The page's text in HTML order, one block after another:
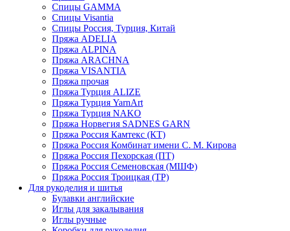
Спицы GAMMA
Спицы Visantia
Спицы Россия, Турция, Китай
Пряжа ADELIA
Пряжа ALPINA
Пряжа ARACHNA
Пряжа VISANTIA
Пряжа прочая
Пряжа Турция ALIZE
Пряжа Турция YarnArt
Пряжа Турция NAKO
Пряжа Норвегия SADNES GARN
Пряжа Россия Камтекс (КТ)
Пряжа Россия Комбинат имени С. М. Кирова
Пряжа Россия Пехорская (ПТ)
Пряжа Россия Семеновская (МШФ)
Пряжа Россия Троицкая (ТР)
Для рукоделия и шитья
Булавки английские
Иглы для закалывания
Иглы ручные